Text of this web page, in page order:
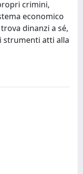
crimini,
economico
dinanzi a sé,
strumenti atti alla